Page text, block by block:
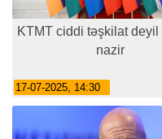
KTMT ciddi təşkilat deyil
nazir
17-07-2025, 14:30